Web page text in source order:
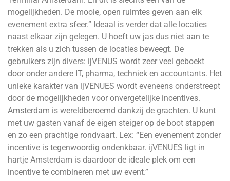
mogelijkheden. De mooie, open ruimtes geven aan elk
evenement extra sfeer.” Ideaal is verder dat alle locaties
naast elkaar zijn gelegen. U hoeft uw jas dus niet aan te
trekken als u zich tussen de locaties beweegt. De
gebruikers zijn divers: ijVENUS wordt zeer veel geboekt
door onder andere IT, pharma, techniek en accountants. Het
unieke karakter van ijVENUES wordt eveneens onderstreept
door de mogelijkheden voor onvergetelijke incentives.
Amsterdam is wereldberoemd dankzij de grachten. U kunt
met uw gasten vanaf de eigen steiger op de boot stappen
en zo een prachtige rondvaart. Lex: “Een evenement zonder
incentive is tegenwoordig ondenkbaar. ijVENUES ligt in
hartje Amsterdam is daardoor de ideale plek om een
incentive te combineren met uw event.”